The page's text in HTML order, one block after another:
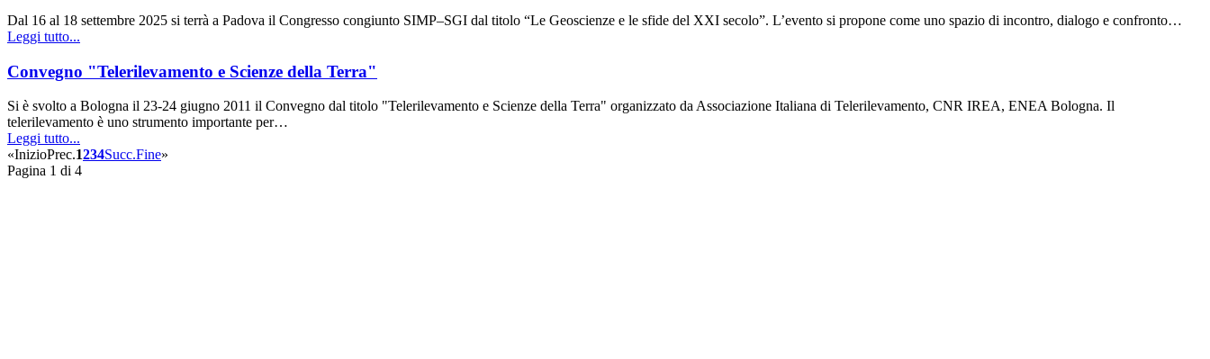
Dal 16 al 18 settembre 2025 si terrà a Padova il Congresso congiunto SIMP–SGI dal titolo “Le Geoscienze e le sfide del XXI secolo”. L’evento si propone come uno spazio di incontro, dialogo e confronto…
Leggi tutto...
Convegno "Telerilevamento e Scienze della Terra"
Si è svolto a Bologna il 23-24 giugno 2011 il Convegno dal titolo "Telerilevamento e Scienze della Terra" organizzato da Associazione Italiana di Telerilevamento, CNR IREA, ENEA Bologna. Il
telerilevamento è uno strumento importante per…
Leggi tutto...
«InizioPrec.1234Succ.Fine»
Pagina 1 di 4